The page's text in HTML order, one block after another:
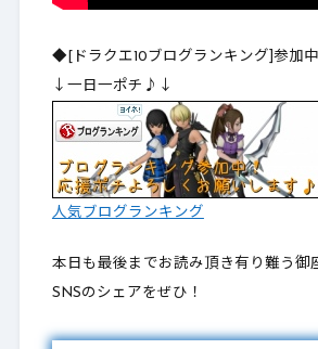
◆[ドラクエ10ブログランキング]参加中
↓一日一ポチ♪↓
人気ブログランキング
本日も最後までお読み頂き有り難う御
SNSのシェアをぜひ！